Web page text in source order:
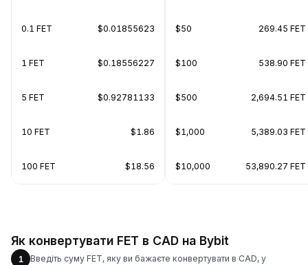
0.1 FET $0.01855623
1 FET $0.18556227
5 FET $0.92781133
10 FET $1.86
100 FET $18.56
$50 269.45 FET
$100 538.90 FET
$500 2,694.51 FET
$1,000 5,389.03 FET
$10,000 53,890.27 FET
Як конвертувати FET в CAD на Bybit
1 Введіть суму FET, яку ви бажаєте конвертувати в CAD, у